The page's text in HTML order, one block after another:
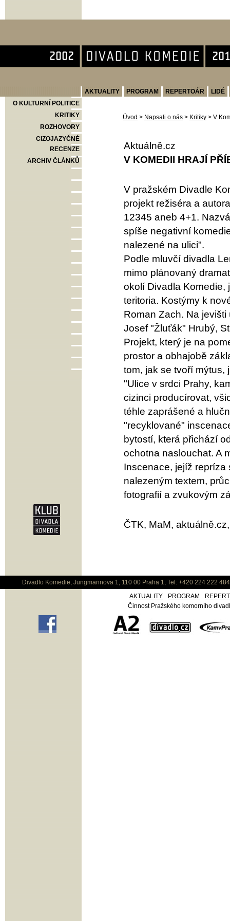
AKTUALITY PROGRAM REPERTOÁR
LIDÉ
O KULTURNÍ POLITICE
KRITIKY
ROZHOVORY
CIZOJAZYČNÉ
RECENZE
ARCHIV ČLÁNKŮ
Úvod > Napsali o nás > Kritiky > V
Aktuálně.cz
V KOMEDII HRAJÍ
V pražském Divadle
projekt režiséra a
12345 aneb 4+1.
spíše negativní
nalezené na ulici".
Podle mluvčí divadla
mimo plánovaný
okolí Divadla Komedie,
teritoria. Kostýmy k
Roman Zach. Na
Josef "Žluťák" Hrubý,
Projekt, který je na
prostor a obhajobě
tom, jak se tvoří
"Ulice v srdci Prahy,
cizinci producírovat,
téhle zaprášené a
"recyklované"
bytostí, která přichází
ochotna naslouchat. A
Inscenace, jejíž
nalezeným textem,
fotografií a zvukovým
ČTK, MaM,
Divadlo Komedie, Jungmannova 1, 110 00 Praha 1, Tel: +420 224 222
AKTUALITY
PROGRAM
Činnost Pražského komorního